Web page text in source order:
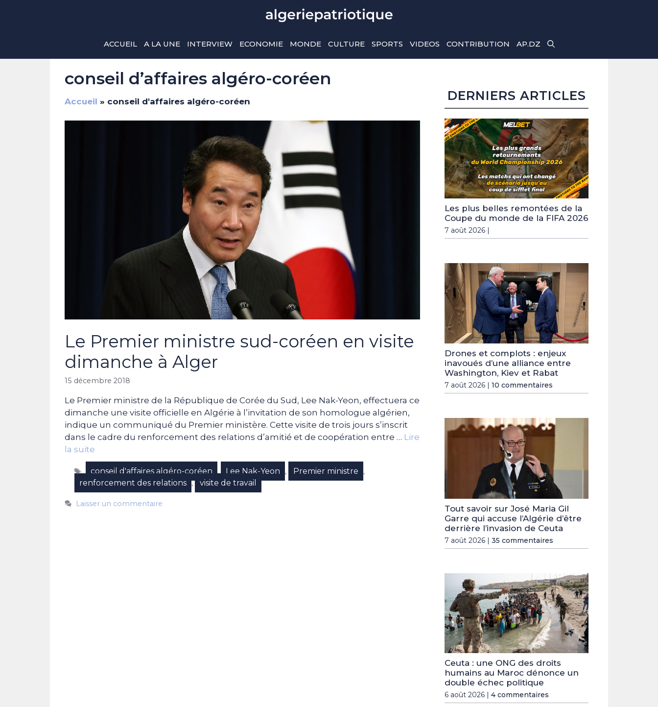
ACCUEIL A LA UNE INTERVIEW ECONOMIE MONDE CULTURE SPORTS VIDEOS CONTRIBUTION AP.DZ
conseil d’affaires algéro-coréen
Accueil » conseil d'affaires algéro-coréen
Le Premier ministre sud-coréen en visite
dimanche à Alger
15 décembre 2018
Le Premier ministre de la République de Corée du Sud, Lee Nak-Yeon, effectuera ce
dimanche une visite officielle en Algérie à l’invitation de son homologue algérien,
indique un communiqué du Premier ministère. Cette visite de trois jours s’inscrit
dans le cadre du renforcement des relations d’amitié et de coopération entre … Lire
la suite
Étiquettes
conseil d'affaires algéro-coréen , Lee Nak-Yeon , Premier ministre ,
renforcement des relations , visite de travail
Laisser un commentaire
DERNIERS ARTICLES
Les plus belles remontées de la
Coupe du monde de la FIFA 2026
7 août 2026 |
Drones et complots : enjeux
inavoués d’une alliance entre
Washington, Kiev et Rabat
7 août 2026 | 10 commentaires
Tout savoir sur José Maria Gil
Garre qui accuse l’Algérie d’être
derrière l’invasion de Ceuta
7 août 2026 | 35 commentaires
Ceuta : une ONG des droits
humains au Maroc dénonce un
double échec politique
6 août 2026 | 4 commentaires